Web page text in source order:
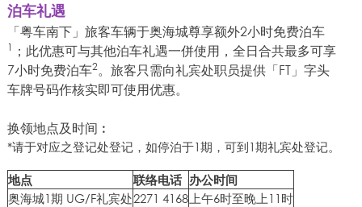
泊车礼遇
「粤车南下」旅客车辆于奥海城尊享额外2小时免费泊车
1 ；此优惠可与其他泊车礼遇一併使用，全日合共最多可享
7小时免费泊车2。旅客只需向礼宾处职员提供「FT」字头
车牌号码作核实即可使用优惠。
换领地点及时间︰
*请于对应之登记处登记，如停泊于1期，可到1期礼宾处登记。
地点 联络电话 办公时间
奥海城1期 UG/F礼宾处2271 4168 上午6时至晚上11时